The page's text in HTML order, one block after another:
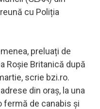
cu Poliția
preluați de
Roșie Britanică după
scrie bzi.ro.
din oraș, la una
fermă de canabis și